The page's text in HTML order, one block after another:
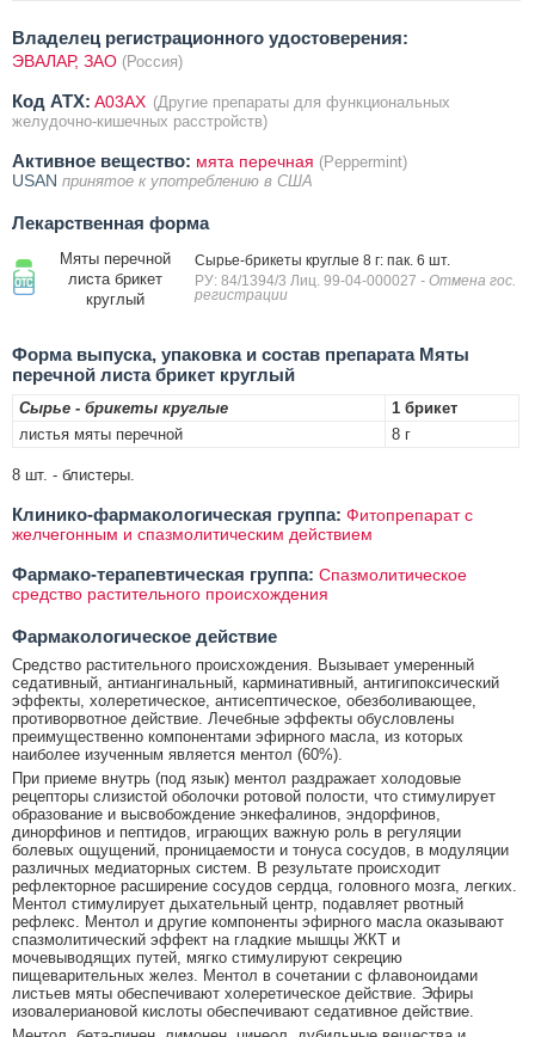
Владелец регистрационного удостоверения:
ЭВАЛАР, ЗАО (Россия)
Код ATX: A03AX (Другие препараты для функциональных
желудочно-кишечных расстройств)
Активное вещество: мята перечная (Peppermint)
USAN принятое к употреблению в США
Лекарственная форма
Мяты перечной
листа брикет
круглый
Сырье-брикеты круглые 8 г: пак. 6 шт.
РУ: 84/1394/3 Лиц. 99-04-000027 - Отмена гос.
регистрации
Форма выпуска, упаковка и состав препарата Мяты
перечной листа брикет круглый
Сырье - брикеты круглые
1 брикет
листья мяты перечной
8 г
8 шт. - блистеры.
Клинико-фармакологическая группа: Фитопрепарат с
желчегонным и спазмолитическим действием
Фармако-терапевтическая группа: Спазмолитическое
средство растительного происхождения
Фармакологическое действие
Средство растительного происхождения. Вызывает умеренный
седативный, антиангинальный, карминативный, антигипоксический
эффекты, холеретическое, антисептическое, обезболивающее,
противорвотное действие. Лечебные эффекты обусловлены
преимущественно компонентами эфирного масла, из которых
наиболее изученным является ментол (60%).
При приеме внутрь (под язык) ментол раздражает холодовые
рецепторы слизистой оболочки ротовой полости, что стимулирует
образование и высвобождение энкефалинов, эндорфинов,
динорфинов и пептидов, играющих важную роль в регуляции
болевых ощущений, проницаемости и тонуса сосудов, в модуляции
различных медиаторных систем. В результате происходит
рефлекторное расширение сосудов сердца, головного мозга, легких.
Ментол стимулирует дыхательный центр, подавляет рвотный
рефлекс. Ментол и другие компоненты эфирного масла оказывают
спазмолитический эффект на гладкие мышцы ЖКТ и
мочевыводящих путей, мягко стимулируют секрецию
пищеварительных желез. Ментол в сочетании с флавоноидами
листьев мяты обеспечивают холеретическое действие. Эфиры
изовалериановой кислоты обеспечивают седативное действие.